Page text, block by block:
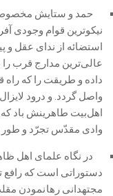
حمد و ستایش مخصوص
نیکوترین قوام وجودی
استضائه از ندای عقل و
عالی‌ترین مدارج قرب را
داده و طریقت را که
واصل گردد. و درود
اهل‌بیت طاهرینش باد
وادی مقدّس تجرّد و طور
در نگاه علمای اهل
دستوراتی است که
مجتهدانی رها نمودن